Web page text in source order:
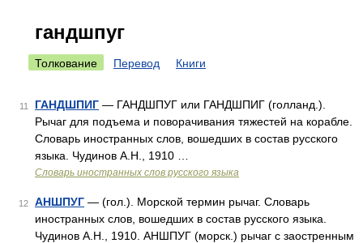
гандшпуг
Толкование Перевод Книги
11 ГАНДШПИГ — ГАНДШПУГ или ГАНДШПИГ (голланд.).
Рычаг для подъема и поворачивания тяжестей на корабле.
Словарь иностранных слов, вошедших в состав русского
языка. Чудинов А.Н., 1910 …
Словарь иностранных слов русского языка
12 АНШПУГ — (гол.). Морской термин рычаг. Словарь
иностранных слов, вошедших в состав русского языка.
Чудинов А.Н., 1910. АНШПУГ (морск.) рычаг с заостренным